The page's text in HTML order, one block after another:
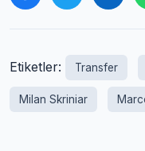
Etiketler: Transfer
Milan Skriniar